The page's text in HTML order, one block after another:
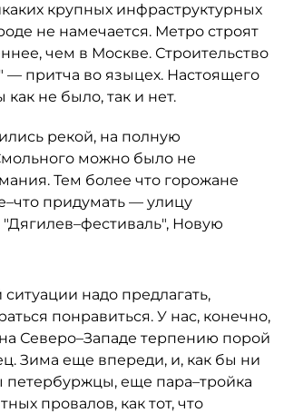
крупных инфраструктурных
не намечается. Метро строят
чем в Москве. Строительство
— притча во языцех. Настоящего
как не было, так и нет.
рекой, на полную
можно было не
Тем более что горожане
придумать — улицу
Новую
надо предлагать,
понравиться. У нас, конечно,
Северо–Западе терпению порой
Зима еще впереди, и, как бы ни
еще пара–тройка
провалов, как тот, что